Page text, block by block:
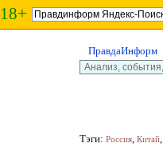
18+
ПравдаИнформ
Тэги: Россия, Китай,